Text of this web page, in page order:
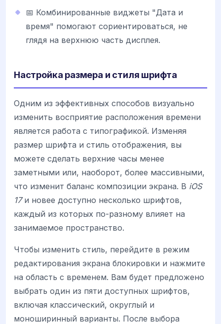
📅 Комбинированные виджеты "Дата и
время" помогают сориентироваться, не
глядя на верхнюю часть дисплея.
Настройка размера и стиля шрифта
Одним из эффективных способов визуально
изменить восприятие расположения времени
является работа с типографикой. Изменяя
размер шрифта и стиль отображения, вы
можете сделать верхние часы менее
заметными или, наоборот, более массивными,
что изменит баланс композиции экрана. В iOS
17и новее доступно несколько шрифтов,
каждый из которых по-разному влияет на
занимаемое пространство.
Чтобы изменить стиль, перейдите в режим
редактирования экрана блокировки и нажмите
на область с временем. Вам будет предложено
выбрать один из пяти доступных шрифтов,
включая классический, округлый и
моноширинный варианты. После выбора